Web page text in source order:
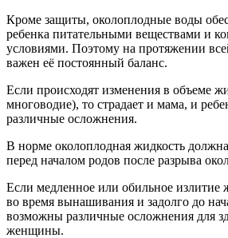
Кроме защиты, околоплодные воды
ребенка питательными веществами и
условиями. Поэтому на протяжении
важен её постоянный баланс.
Если происходят изменения в объеме
многоводие), то страдает и мама, и
различные осложнения.
В норме околоплодная жидкость
перед началом родов после разрыва
Если медленное или обильное излитие
во время вынашивания и задолго до
возможны различные осложнения для
женщины.